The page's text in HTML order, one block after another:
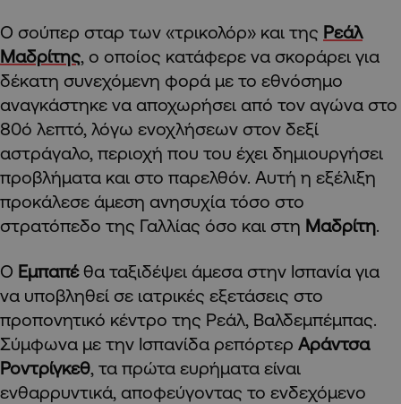
Ο σούπερ σταρ των «τρικολόρ» και της Ρεάλ
Μαδρίτης, ο οποίος κατάφερε να σκοράρει για
δέκατη συνεχόμενη φορά με το εθνόσημο
αναγκάστηκε να αποχωρήσει από τον αγώνα στο
80ό λεπτό, λόγω ενοχλήσεων στον δεξί
αστράγαλο, περιοχή που του έχει δημιουργήσει
προβλήματα και στο παρελθόν. Αυτή η εξέλιξη
προκάλεσε άμεση ανησυχία τόσο στο
στρατόπεδο της Γαλλίας όσο και στη Μαδρίτη.
Ο Εμπαπέθα ταξιδέψει άμεσα στην Ισπανία για
να υποβληθεί σε ιατρικές εξετάσεις στο
προπονητικό κέντρο της Ρεάλ, Βαλδεμπέμπας.
Σύμφωνα με την Ισπανίδα ρεπόρτερ Αράντσα
Ροντρίγκεθ, τα πρώτα ευρήματα είναι
ενθαρρυντικά, αποφεύγοντας το ενδεχόμενο